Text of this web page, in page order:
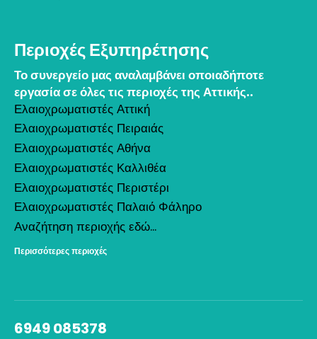
Περιοχές Εξυπηρέτησης
Το συνεργείο μας αναλαμβάνει οποιαδήποτε
εργασία σε όλες τις περιοχές της Αττικής..
Ελαιοχρωματιστές Αττική
Ελαιοχρωματιστές Πειραιάς
Ελαιοχρωματιστές Αθήνα
Ελαιοχρωματιστές Καλλιθέα
Ελαιοχρωματιστές Περιστέρι
Ελαιοχρωματιστές Παλαιό Φάληρο
Αναζήτηση περιοχής εδώ...
Περισσότερες περιοχές
6949 085378